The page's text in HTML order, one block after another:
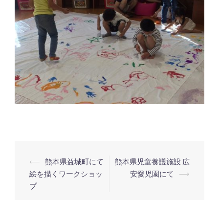
投
稿
ナ
⟵ 熊本県益城町にて
絵を描くワークショッ
プ
熊本県児童養護施設 広
安愛児園にて
⟶